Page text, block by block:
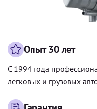
Опыт 30 лет
С 1994 года
легковых и грузовых